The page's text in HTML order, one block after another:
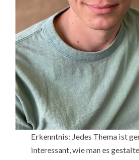
Erkenntnis: Jedes Thema ist
interessant, wie man es